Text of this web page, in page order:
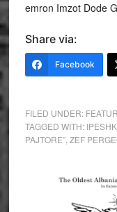
emron Imzot Dode
Share via:
Facebook
FILED UNDER:
TAGGED WITH:
PAJTORE”, ZEF